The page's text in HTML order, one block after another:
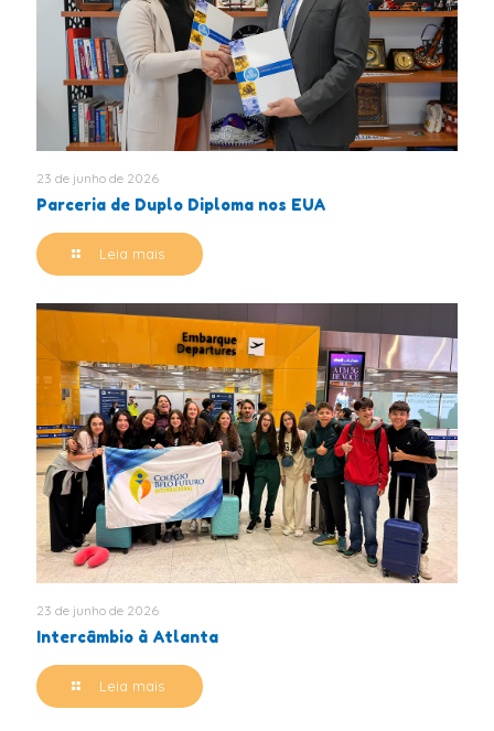
23 de junho de 2026
Parceria de Duplo Diploma nos EUA
Leia mais
23 de junho de 2026
Intercâmbio à Atlanta
Leia mais